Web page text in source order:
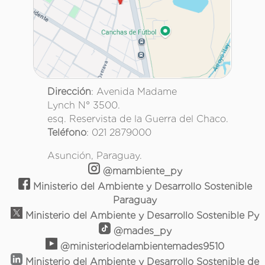
Dirección: Avenida Madame
Lynch N° 3500.
esq. Reservista de la Guerra del Chaco.
Teléfono: 021 2879000
Asunción, Paraguay.
@mambiente_py
Ministerio del Ambiente y Desarrollo Sostenible
Paraguay
Ministerio del Ambiente y Desarrollo Sostenible Py
@mades_py
@ministeriodelambientemades9510
Ministerio del Ambiente y Desarrollo Sostenible de